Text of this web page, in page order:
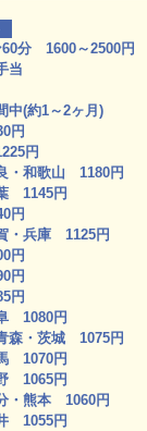
60分 1600～2500円
当
中(約1～2ヶ月)
円
円
・和歌山 1180円
1145円
円
・兵庫 1125円
円
円
円
1080円
森・茨城 1075円
1070円
1065円
・熊本 1060円
1055円